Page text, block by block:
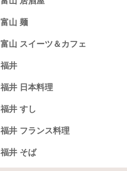
富山 麺
富山 スイーツ＆カフェ
福井
福井 日本料理
福井 すし
福井 フランス料理
福井 そば